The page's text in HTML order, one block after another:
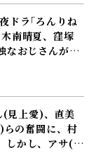
ト発表！夏帆、
、高橋努、大
(森田望智)が
年度前期放送
ク
見上愛)と直美